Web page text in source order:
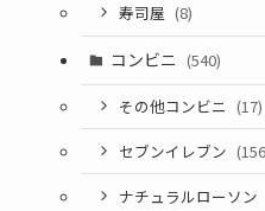
寿司屋 (8)
コンビニ (540)
その他コンビニ (17)
セブンイレブン
ナチュラルローソン